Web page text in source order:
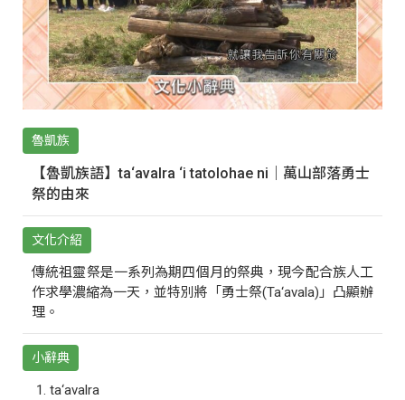
魯凱族
【魯凱族語】ta‘avalra ‘i tatolohae ni｜萬山部落勇士
祭的由來
文化介紹
傳統祖靈祭是一系列為期四個月的祭典，現今配合族人工
作求學濃縮為一天，並特別將「勇士祭(Ta‘avala)」凸顯辦
理。
小辭典
ta‘avalra